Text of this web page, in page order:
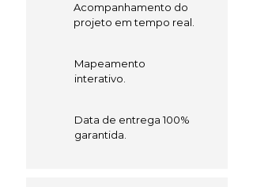
Acompanhamento do
projeto em tempo real.
Mapeamento
interativo.
Data de entrega 100%
garantida.